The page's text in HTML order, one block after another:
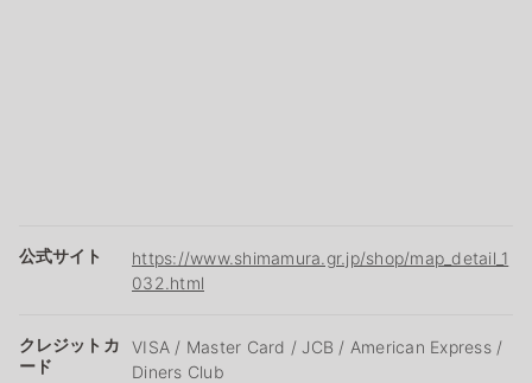
公式サイト
https://www.shimamura.gr.jp/shop/map_detail_1
032.html
クレジットカ
ード
VISA / Master Card / JCB / American Express /
Diners Club